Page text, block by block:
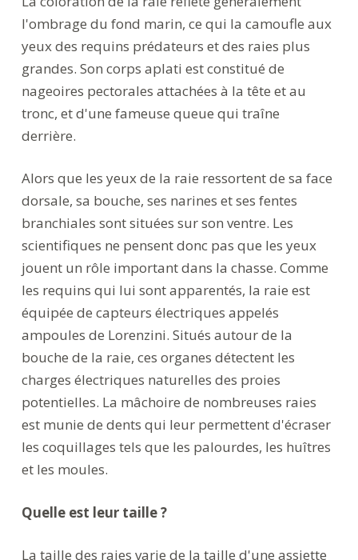
l'ombrage du fond marin, ce qui la camoufle aux
yeux des requins prédateurs et des raies plus
grandes. Son corps aplati est constitué de
nageoires pectorales attachées à la tête et au
tronc, et d'une fameuse queue qui traîne
derrière.
Alors que les yeux de la raie ressortent de sa face
dorsale, sa bouche, ses narines et ses fentes
branchiales sont situées sur son ventre. Les
scientifiques ne pensent donc pas que les yeux
jouent un rôle important dans la chasse. Comme
les requins qui lui sont apparentés, la raie est
équipée de capteurs électriques appelés
ampoules de Lorenzini. Situés autour de la
bouche de la raie, ces organes détectent les
charges électriques naturelles des proies
potentielles. La mâchoire de nombreuses raies
est munie de dents qui leur permettent d'écraser
les coquillages tels que les palourdes, les huîtres
et les moules.
Quelle est leur taille ?
La taille des raies varie de la taille d'une assiette